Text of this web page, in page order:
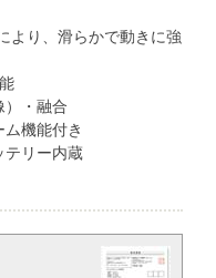
より、滑らかで動きに強
）・融合
機能付き
テリー内蔵